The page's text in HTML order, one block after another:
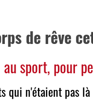
de rêve
sport, pour
qui n'étaient pas